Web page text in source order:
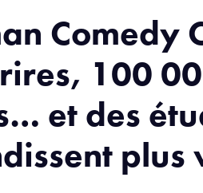
Comedy
100
et des
plus